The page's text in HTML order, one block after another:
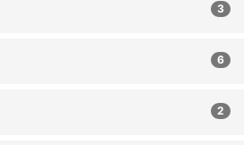
3
6
2